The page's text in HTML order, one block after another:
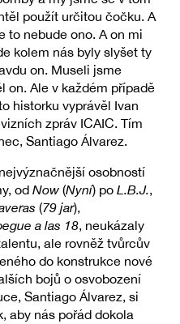
použít určitou čočku. A
to nebude ono. A on mi
kolem nás byly slyšet ty
on. Museli jsme
on. Ale v každém případě
historku vyprávěl Ivan
zpráv ICAIC. Tím
Santiago Álvarez.
osobností
od Now (Nyní) po L.B.J.,
(79 jar),
a las 18, neukázaly
ale rovněž tvůrcův
do konstrukce nové
bojů o osvobození
Santiago Álvarez, si
aby nás pořád dokola